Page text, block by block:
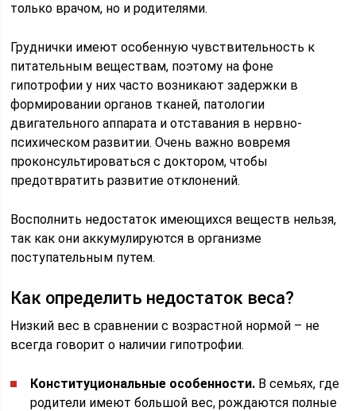
только врачом, но и родителями.
Груднички имеют особенную чувствительность к
питательным веществам, поэтому на фоне
гипотрофии у них часто возникают задержки в
формировании органов тканей, патологии
двигательного аппарата и отставания в нервно-
психическом развитии. Очень важно вовремя
проконсультироваться с доктором, чтобы
предотвратить развитие отклонений.
Восполнить недостаток имеющихся веществ нельзя,
так как они аккумулируются в организме
поступательным путем.
Как определить недостаток веса?
Низкий вес в сравнении с возрастной нормой – не
всегда говорит о наличии гипотрофии.
Конституциональные особенности. В семьях, где
родители имеют большой вес, рождаются полные